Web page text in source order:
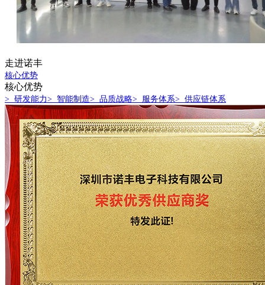
走进诺丰
核心优势
核心优势
> 研发能力> 智能制造> 品质战略> 服务体系> 供应链体系